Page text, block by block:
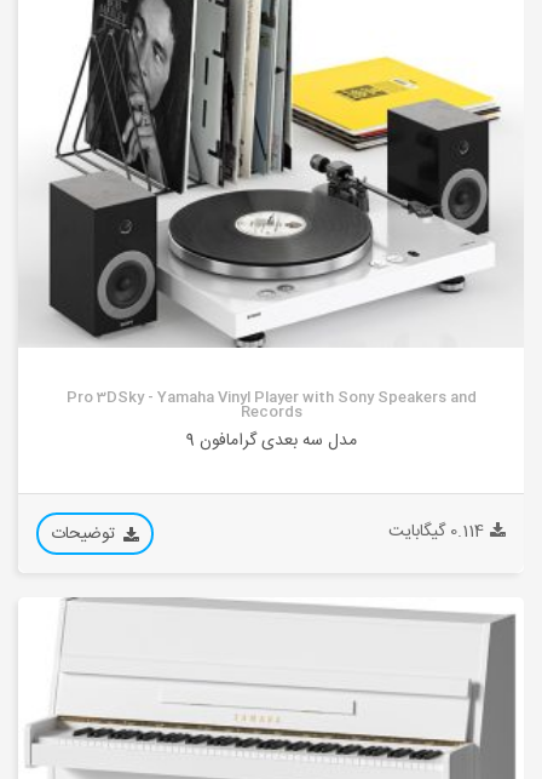
Pro 3DSky - Yamaha Vinyl Player with Sony Speakers and
Records
مدل سه بعدی گرامافون 9
0.114 گیگابایت توضیحات